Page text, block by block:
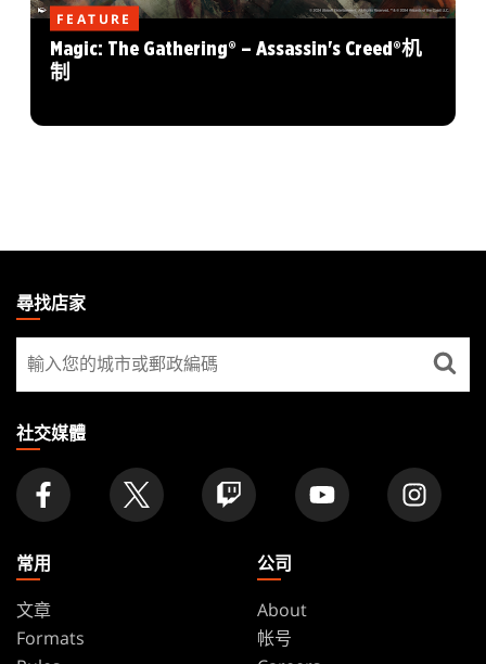
FEATURE
Magic: The Gathering® – Assassin's Creed®机
制
THE
GATHERING
FOOTER
尋找店家
尋
找
家
社交媒體
常用
文章
Formats
公司
About
帐号